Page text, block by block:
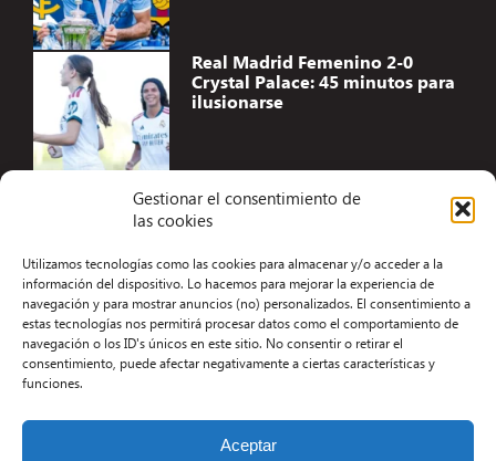
Gestionar el consentimiento de
las cookies
Utilizamos tecnologías como las cookies para almacenar y/o acceder a la
información del dispositivo. Lo hacemos para mejorar la experiencia de
navegación y para mostrar anuncios (no) personalizados. El consentimiento a
estas tecnologías nos permitirá procesar datos como el comportamiento de
navegación o los ID's únicos en este sitio. No consentir o retirar el
consentimiento, puede afectar negativamente a ciertas características y
funciones.
Aceptar
Real Madrid Femenino 2-0
Crystal Palace: 45 minutos para
ilusionarse
Aviso Legal
Términos y condiciones
Política de privacidad
Contacto